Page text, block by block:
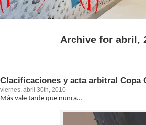
Archive for abril,
Clacificaciones y acta arbitral Copa
viernes, abril 30th, 2010
Más vale tarde que nunca…